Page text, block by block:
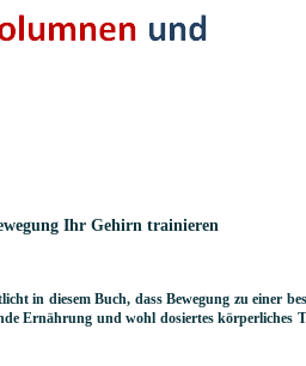
Ihr Gehirn trainieren
in diesem Buch, dass Bewegung zu einer
Ernährung und wohl dosiertes körperliches